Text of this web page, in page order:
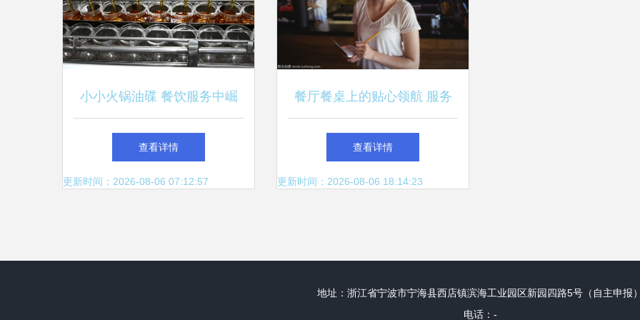
小小火锅油碟 餐饮服务中崛
起的“中国销量第一”
查看详情
更新时间：2026-08-06 07:12:57
餐厅餐桌上的贴心领航 服务
员点菜服务技巧详解
查看详情
更新时间：2026-08-06 18:14:23
地址：浙江省宁波市宁海县西店镇滨海工业园区新园四路5号（自主申报
电话：-